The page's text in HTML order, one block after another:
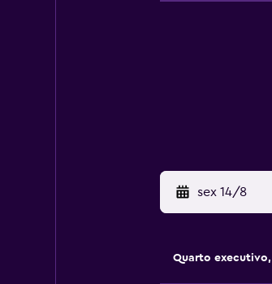
sex 14/8
Quarto